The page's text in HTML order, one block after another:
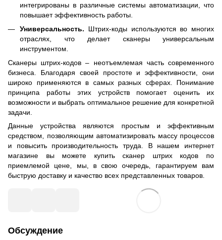
интегрированы в различные системы автоматизации, что
повышает эффективность работы.
Универсальность. Штрих-коды используются во многих
отраслях, что делает сканеры универсальным
инструментом.
Сканеры штрих-кодов – неотъемлемая часть современного
бизнеса. Благодаря своей простоте и эффективности, они
широко применяются в самых разных сферах. Понимание
принципа работы этих устройств помогает оценить их
возможности и выбрать оптимальное решение для конкретной
задачи.
Данные устройства являются простым и эффективным
средством, позволяющим автоматизировать массу процессов
и повысить производительность труда. В нашем интернет
магазине вы можете купить сканер штрих кодов по
приемлемой цене, мы, в свою очередь, гарантируем вам
быструю доставку и качество всех представленных товаров.
Обсуждение